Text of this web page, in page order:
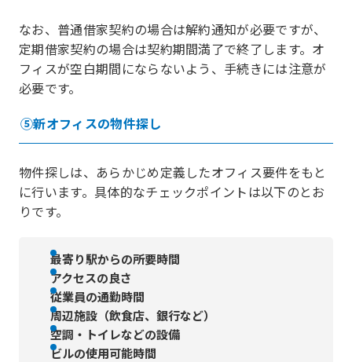
なお、普通借家契約の場合は解約通知が必要ですが、
定期借家契約の場合は契約期間満了で終了します。オ
フィスが空白期間にならないよう、手続きには注意が
必要です。
⑤新オフィスの物件探し
物件探しは、あらかじめ定義したオフィス要件をもと
に行います。具体的なチェックポイントは以下のとお
りです。
最寄り駅からの所要時間
アクセスの良さ
従業員の通勤時間
周辺施設（飲食店、銀行など）
空調・トイレなどの設備
ビルの使用可能時間